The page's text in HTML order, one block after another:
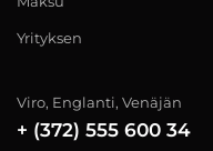
Yrityksen
Viro, Englanti, Venäjän
+ (372) 555 600 34